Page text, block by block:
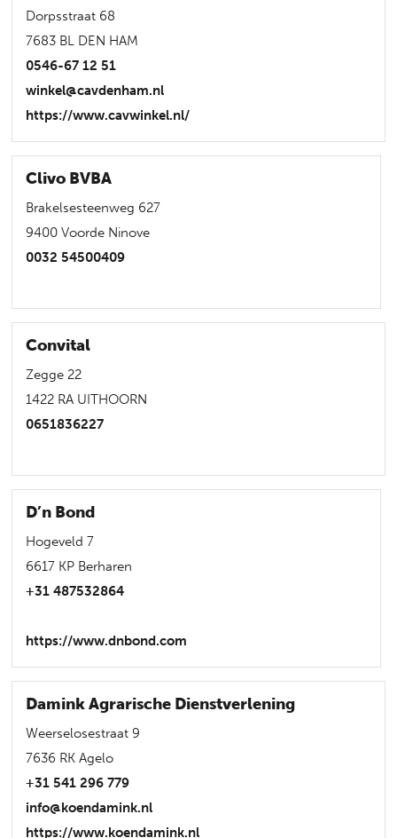
Dorpsstraat 68
7683 BL DEN HAM
0546-67 12 51
winkel@cavdenham.nl
https://www.cavwinkel.nl/
Clivo BVBA
Brakelsesteenweg 627
9400 Voorde Ninove
0032 54500409
Convital
Zegge 22
1422 RA UITHOORN
0651836227
D’n Bond
Hogeveld 7
6617 KP Berharen
+31 487532864
https://www.dnbond.com
Damink Agrarische Dienstverlening
Weerselosestraat 9
7636 RK Agelo
+31 541 296 779
info@koendamink.nl
https://www.koendamink.nl